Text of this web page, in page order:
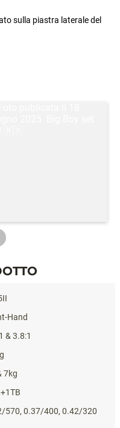
sulla piastra laterale del
Hand
& 3.8:1
7kg
570, 0.37/400, 0.42/320